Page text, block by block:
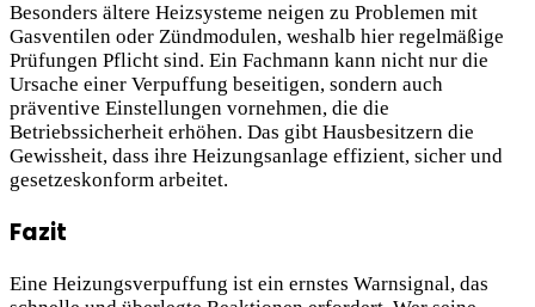
Besonders ältere Heizsysteme neigen zu Problemen mit
Gasventilen oder Zündmodulen, weshalb hier regelmäßige
Prüfungen Pflicht sind. Ein Fachmann kann nicht nur die
Ursache einer Verpuffung beseitigen, sondern auch
präventive Einstellungen vornehmen, die die
Betriebssicherheit erhöhen. Das gibt Hausbesitzern die
Gewissheit, dass ihre Heizungsanlage effizient, sicher und
gesetzeskonform arbeitet.
Fazit
Eine Heizungsverpuffung ist ein ernstes Warnsignal, das